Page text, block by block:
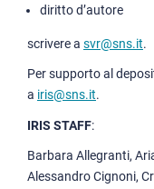
diritto d’autore
scrivere a svr@sns.it.
Per supporto al
a iris@sns.it.
IRIS STAFF:
Barbara Allegranti,
Alessandro Cignoni,